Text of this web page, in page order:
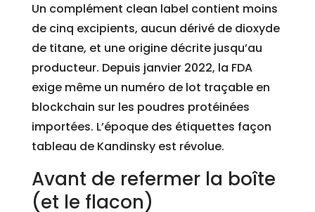
Un complément clean label contient moins
de cinq excipients, aucun dérivé de dioxyde
de titane, et une origine décrite jusqu’au
producteur. Depuis janvier 2022, la FDA
exige même un numéro de lot traçable en
blockchain sur les poudres protéinées
importées. L’époque des étiquettes façon
tableau de Kandinsky est révolue.
Avant de refermer la boîte
(et le flacon)